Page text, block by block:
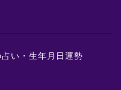
い・生年月日運勢